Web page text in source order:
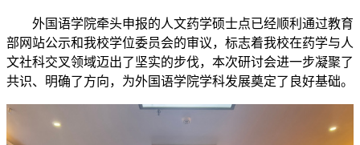
外国语学院牵头申报的人文药学硕士点已经顺利通过教育
部网站公示和我校学位委员会的审议，标志着我校在药学与人
文社科交叉领域迈出了坚实的步伐，本次研讨会进一步凝聚了
共识、明确了方向，为外国语学院学科发展奠定了良好基础。